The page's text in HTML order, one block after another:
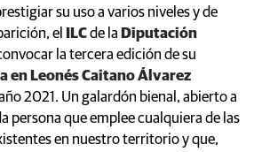
su uso a varios niveles y de
el
ILCde la Diputación
la tercera edición de su
en Leonés Caitano Álvarez
2021. Un galardón bienal, abierto a
persona que emplee cualquiera de las
en nuestro territorio y que,